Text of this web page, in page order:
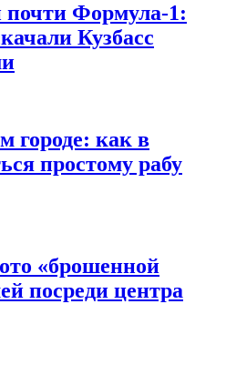
Формула-1:
Кузбасс
городе: как в
простому рабу
«брошенной
посреди центра